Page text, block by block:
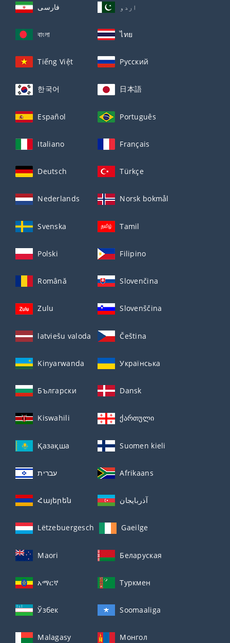
فارسی اردو
বাংলা ไทย
Tiếng Việt Русский
한국어 日本語
Español Português
Italiano Français
Deutsch Türkçe
Nederlands Norsk bokmål
Svenska Tamil
Polski Filipino
Română Slovenčina
Zulu Slovenščina
latviešu valoda Čeština
Kinyarwanda Українська
Български Dansk
Kiswahili ქართული
Қазақша Suomen kieli
עברית Afrikaans
Հայերեն آذربايجان
Lëtzebuergesch Gaeilge
Maori Беларуская
አማርኛ Туркмен
Ўзбек Soomaaliga
Malagasy Монгол